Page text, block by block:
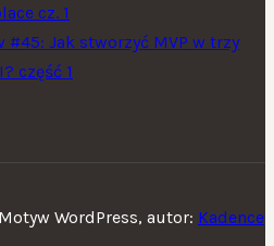
cz. 1
Jak stworzyć MVP w trzy
część 1
WordPress, autor: Kadence